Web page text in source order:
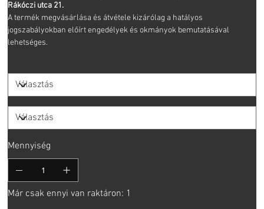
Rákóczi utca 21.
A termék megvásárlása és átvétele kizárólag a hatályos
jogszabályokban előírt engedélyek és okmányok bemutatásával
lehetséges.
Mennyiség
Már csak ennyi van raktáron: 1